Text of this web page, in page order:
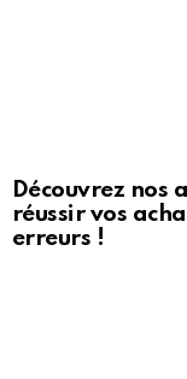
Découvrez nos
réussir vos
erreurs !